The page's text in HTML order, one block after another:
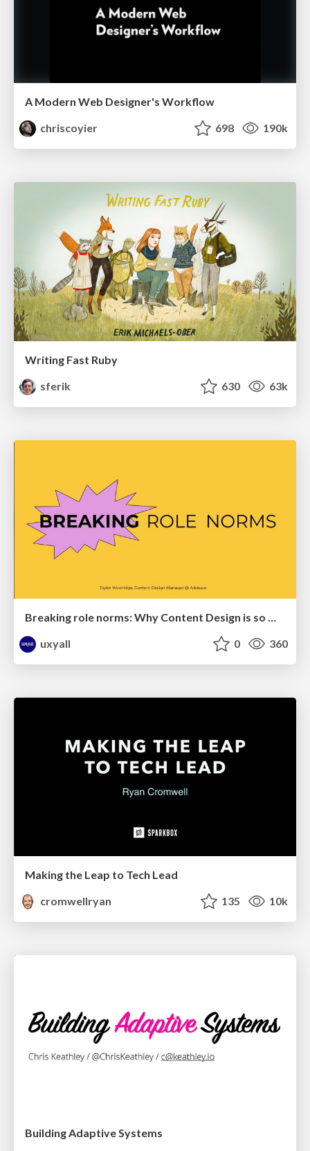
A Modern Web Designer's Workflow
chriscoyier
698 190k
Writing Fast Ruby
sferik
630 63k
Breaking role norms: Why Content Design is so much more than writing copy - Taylor Woolridge
uxyall
0 360
Making the Leap to Tech Lead
cromwellryan
135 10k
Building Adaptive Systems